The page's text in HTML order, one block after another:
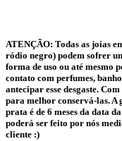
ATENÇÃO: Todas as joias
ródio negro) podem sofrer
forma de uso ou até mesmo
contato com perfumes,
antecipar esse desgaste.
para melhor conservá-las. A
prata é de 6 meses da data
poderá ser feito por nós
cliente :)